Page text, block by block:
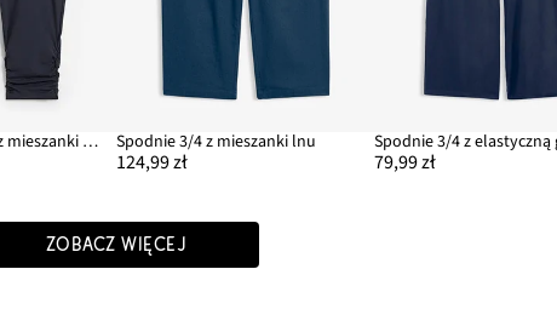
Spodnie z dżerseju z mieszanki bawełny Spodnie 3/4 z mieszanki lnu
124,99 zł 79,99 zł
ZOBACZ WIĘCEJ